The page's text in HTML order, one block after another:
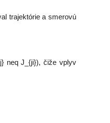
trajektórie a smerovú
neq J_{ji}), čiže vplyv